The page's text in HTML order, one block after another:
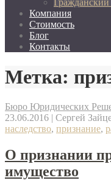
Гражданский
Компания
Стоимость
Блог
Контакты
Метка:
Бюро Юридических
23.06.2016 | Сергей
наследство, признание,
О признании
имущество